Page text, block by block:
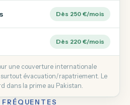
Dès 250 €/mois
Dès 220 €/mois
une couverture internationale
évacuation/rapatriement. Le
dans la prime au Pakistan.